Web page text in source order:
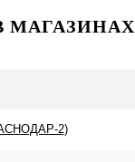
МАГАЗИНАХ
2)